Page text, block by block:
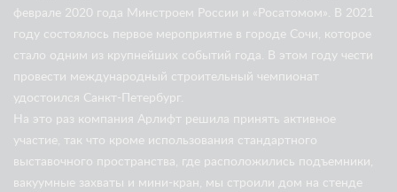
феврале 2020 года Минстроем России и «Росатомом». В 2021
году состоялось первое мероприятие в городе Сочи, которое
стало одним из крупнейших событий года. В этом году чести
провести международный строительный чемпионат
удостоился Санкт-Петербург.
На это раз компания Арлифт решила принять активное
участие, так что кроме использования стандартного
выставочного пространства, где расположились подъемники,
вакуумные захваты и мини-кран, мы строили дом на стенде